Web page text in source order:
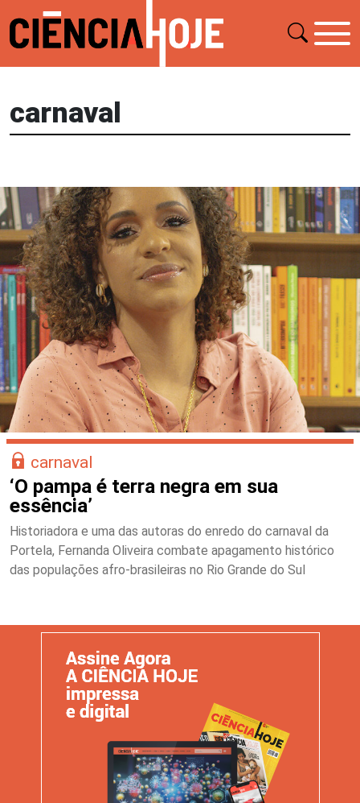
carnaval
carnaval
‘O pampa é terra negra em sua
essência’
Historiadora e uma das autoras do enredo do carnaval da
Portela, Fernanda Oliveira combate apagamento histórico
das populações afro-brasileiras no Rio Grande do Sul